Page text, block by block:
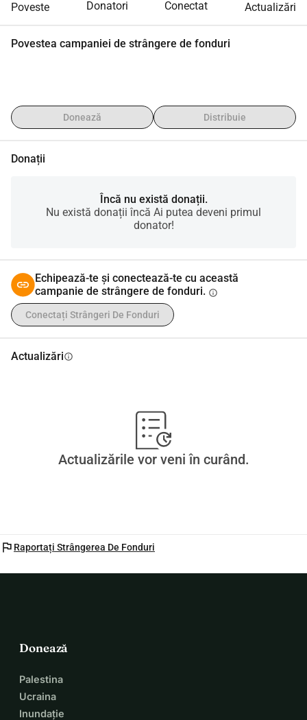
Poveste Donatori Conectat Actualizări
Povestea campaniei de strângere de fonduri
Donează Distribuie
Donații
Încă nu există donații.
Nu există donații încă Ai putea deveni primul
donator!
Echipează-te și conectează-te cu această
campanie de strângere de fonduri. info
Conectați Strângeri De Fonduri
Actualizăriinfo
Actualizările vor veni în curând.
flag Raportați Strângerea De Fonduri
Donează
Palestina
Ucraina
Inundație